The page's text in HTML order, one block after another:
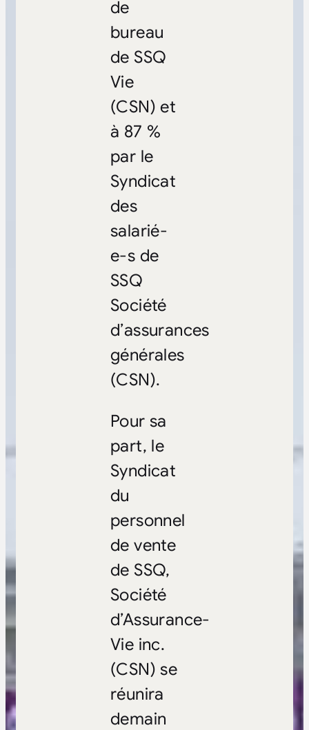
de
bureau
de SSQ
Vie
(CSN) et
à 87 %
par le
Syndicat
des
salarié-
e-s de
SSQ
Société
d’assurances
générales
(CSN).
Pour sa
part, le
Syndicat
du
personnel
de vente
de SSQ,
Société
d’Assurance-
Vie inc.
(CSN) se
réunira
demain